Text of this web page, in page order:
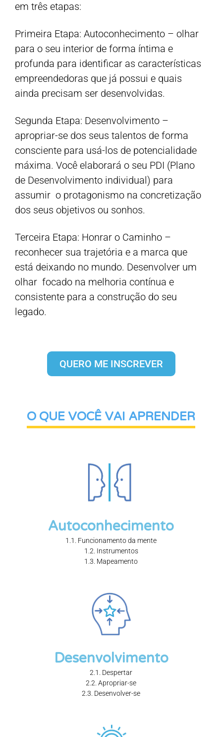
em três etapas:
Primeira Etapa: Autoconhecimento – olhar
para o seu interior de forma íntima e
profunda para identificar as características
empreendedoras que já possui e quais
ainda precisam ser desenvolvidas.
Segunda Etapa: Desenvolvimento –
apropriar-se dos seus talentos de forma
consciente para usá-los de potencialidade
máxima. Você elaborará o seu PDI (Plano
de Desenvolvimento individual) para
assumir o protagonismo na concretização
dos seus objetivos ou sonhos.
Terceira Etapa: Honrar o Caminho –
reconhecer sua trajetória e a marca que
está deixando no mundo. Desenvolver um
olhar focado na melhoria contínua e
consistente para a construção do seu
legado.
QUERO ME INSCREVER
O QUE VOCÊ VAI APRENDER
Autoconhecimento
1.1. Funcionamento da mente
1.2. Instrumentos
1.3. Mapeamento
Desenvolvimento
2.1. Despertar
2.2. Apropriar-se
2.3. Desenvolver-se